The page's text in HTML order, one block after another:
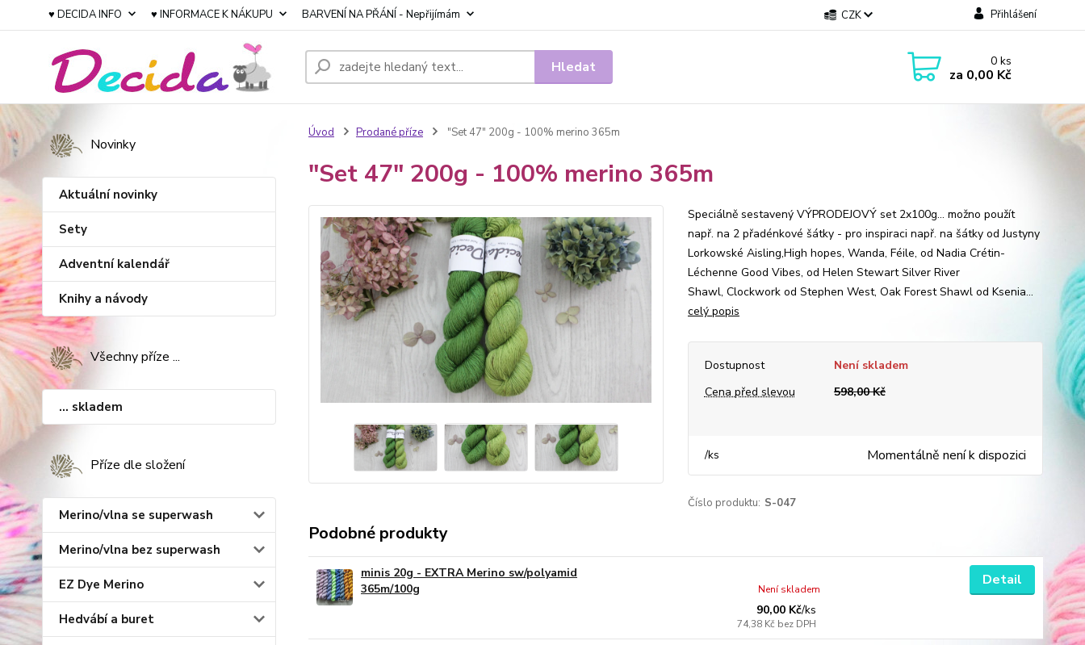
♥ DECIDA INFO ♥ INFORMACE K NÁKUPU BARVENÍ NA PŘÁNÍ - Nepřijímám CZK Přihlášení
Hledat 0ks
za 0,00 Kč
Novinky
Aktuální novinky
Sety
Adventní kalendář
Knihy a návody
Všechny příze ...
... skladem
Příze dle složení
Merino/vlna se superwash
Merino/vlna bez superwash
EZ Dye Merino
Hedvábí a buret
Úvod Prodané příze "Set 47" 200g - 100% merino 365m
"Set 47" 200g - 100% merino 365m
Speciálně sestavený VÝPRODEJOVÝ set 2x100g... možno použít
např. na 2 přadénkové šátky - pro inspiraci např. na šátky od Justyny
Lorkowské Aisling,High hopes, Wanda, Féile, od Nadia Crétin-
Léchenne Good Vibes, od Helen Stewart Silver River
Shawl, Clockwork od Stephen West, Oak Forest Shawl od Ksenia...
celý popis
Dostupnost
Není skladem
Cena před slevou
598,00 Kč
/ks Momentálně není k dispozici
Číslo produktu: S-047
Podobné produkty
minis 20g - EXTRA Merino sw/polyamid
365m/100g
90,00 Kč/ks
74,38 Kč bez DPH
Není skladem
Detail